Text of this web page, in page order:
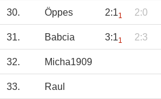
30. Öppes 2:11 2:0
31. Babcia 3:11 2:3
32. Micha1909
33. Raul